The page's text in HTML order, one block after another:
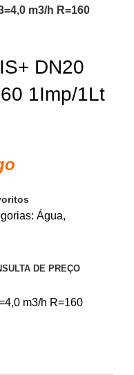
m3/h R=160
DN20
1Imp/1Lt
Água,
DE PREÇO
m3/h R=160